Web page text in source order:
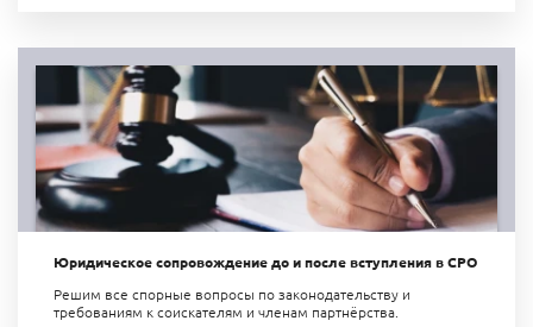
Юридическое сопровождение до и после вступления в СРО
Решим все спорные вопросы по законодательству и
требованиям к соискателям и членам партнёрства.